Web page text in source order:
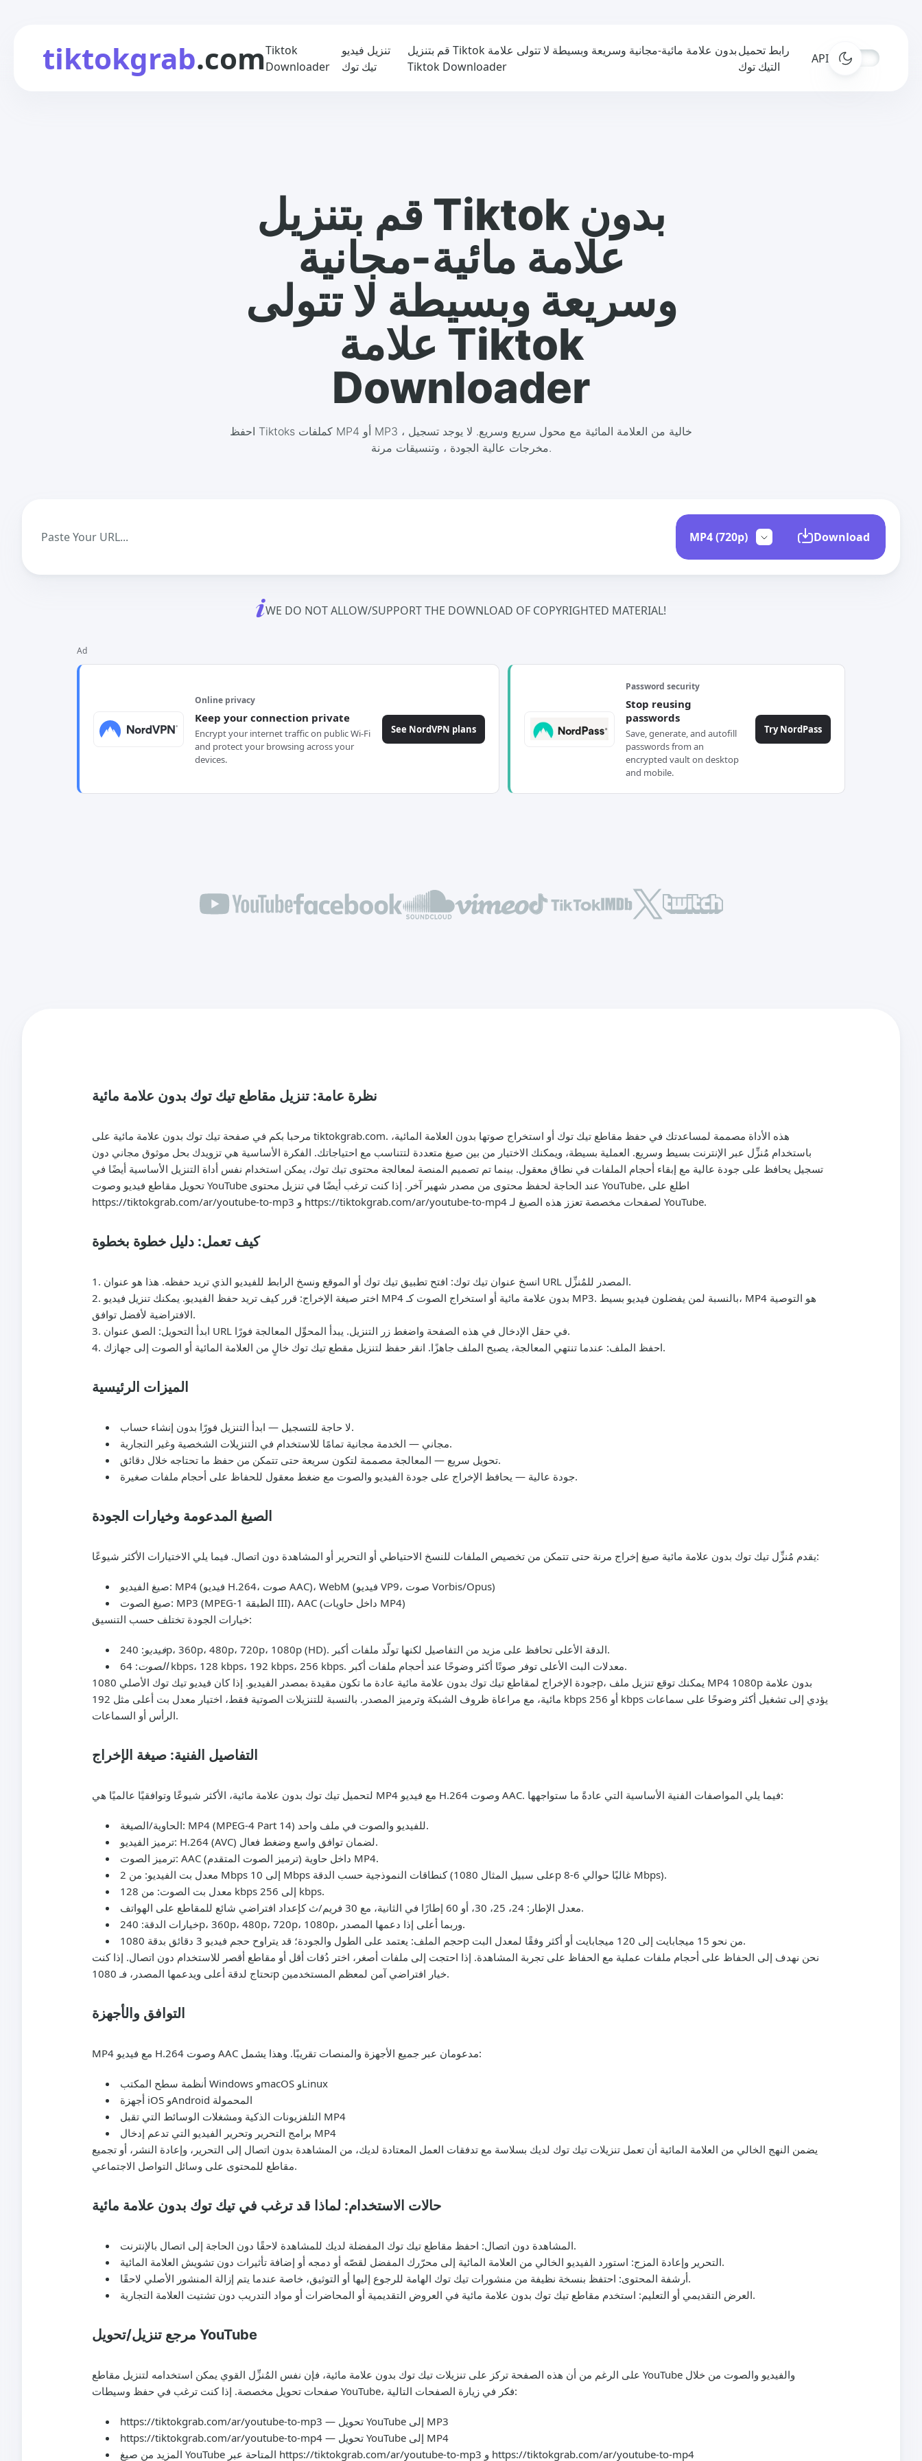
tiktokgrab.comTiktok
Downloader
تنزيل فيديو
تيك توك
قم بتنزيل Tiktok بدون علامة مائية-مجانية وسريعة وبسيطة لا تتولى علامة
Tiktok Downloader
رابط تحميل
التيك توك
APIs
قم بتنزيل Tiktok بدون
علامة مائية-مجانية
وسريعة وبسيطة لا تتولى
علامة Tiktok
Downloader
احفظ Tiktoks كملفات MP4 أو MP3 خالية من العلامة المائية مع محول سريع وسريع. لا يوجد تسجيل ،
مخرجات عالية الجودة ، وتنسيقات مرنة.
Download
WE DO NOT ALLOW/SUPPORT THE DOWNLOAD OF COPYRIGHTED MATERIAL!
Ad
Online privacy
Keep your connection private
Encrypt your internet traffic on public Wi-Fi
and protect your browsing across your
devices.
See NordVPN plans
Password security
Stop reusing
passwords
Save, generate, and autofill
passwords from an
encrypted vault on desktop
and mobile.
Try NordPass
نظرة عامة: تنزيل مقاطع تيك توك بدون علامة مائية
مرحبا بكم في صفحة تيك توك بدون علامة مائية على tiktokgrab.com. هذه الأداة مصممة لمساعدتك في حفظ مقاطع تيك توك أو استخراج صوتها بدون العلامة المائية،
باستخدام مُنزِّل عبر الإنترنت بسيط وسريع. العملية بسيطة، ويمكنك الاختيار من بين صيغ متعددة لتتناسب مع احتياجاتك. الفكرة الأساسية هي تزويدك بحل موثوق مجاني دون
تسجيل يحافظ على جودة عالية مع إبقاء أحجام الملفات في نطاق معقول. بينما تم تصميم المنصة لمعالجة محتوى تيك توك، يمكن استخدام نفس أداة التنزيل الأساسية أيضًا في
تحويل مقاطع فيديو وصوت YouTube عند الحاجة لحفظ محتوى من مصدر شهير آخر. إذا كنت ترغب أيضًا في تنزيل محتوى YouTube، اطلع على
https://tiktokgrab.com/ar/youtube-to-mp3 و https://tiktokgrab.com/ar/youtube-to-mp4 لصفحات مخصصة تعزز هذه الصيغ لـ YouTube.
كيف تعمل: دليل خطوة بخطوة
انسخ عنوان تيك توك
: افتح تطبيق تيك توك أو الموقع ونسخ الرابط للفيديو الذي تريد حفظه. هذا هو عنوان URL المصدر للمُنزِّل.
اختر صيغة الإخراج: قرر كيف تريد حفظ الفيديو. يمكنك تنزيل فيديو MP4 بدون علامة مائية أو استخراج الصوت كـ MP3. بالنسبة لمن يفضلون فيديو بسيط، MP4 هو التوصية
الافتراضية لأفضل توافق.
ابدأ التحويل
: الصق عنوان URL في حقل الإدخال في هذه الصفحة واضغط زر التنزيل. يبدأ المحوِّل المعالجة فورًا.
احفظ الملف: عندما تنتهي المعالجة، يصبح الملف جاهزًا. انقر حفظ لتنزيل مقطع تيك توك خالٍ من العلامة المائية أو الصوت إلى جهازك.
الميزات الرئيسية
لا حاجة للتسجيل— ابدأ التنزيل فورًا بدون إنشاء حساب.
مجاني— الخدمة مجانية تمامًا للاستخدام في التنزيلات الشخصية وغير التجارية.
تحويل سريع— المعالجة مصممة لتكون سريعة حتى تتمكن من حفظ ما تحتاجه خلال دقائق.
جودة عالية— يحافظ الإخراج على جودة الفيديو والصوت مع ضغط معقول للحفاظ على أحجام ملفات صغيرة.
الصيغ المدعومة وخيارات الجودة
يقدم مُنزِّل تيك توك بدون علامة مائية صيغ إخراج مرنة حتى تتمكن من تخصيص الملفات للنسخ الاحتياطي أو التحرير أو المشاهدة دون اتصال. فيما يلي الاختيارات الأكثر شيوعًا:
صيغ الفيديو
: MP4 (فيديو H.264، صوت AAC)، WebM (فيديو VP9، صوت Vorbis/Opus)
صيغ الصوت
: MP3 (MPEG-1 الطبقة III)، AAC (داخل حاويات MP4)
خيارات الجودةتختلف حسب التنسيق:
فيديو
: 240p، 360p، 480p، 720p، 1080p (HD). الدقة الأعلى تحافظ على مزيد من التفاصيل لكنها تولّد ملفات أكبر.
الصوت
: 64 kbps، 128 kbps، 192 kbps، 256 kbps. معدلات البت الأعلى توفر صوتًا أكثر وضوحًا عند أحجام ملفات أكبر.
جودة الإخراج لمقاطع تيك توك بدون علامة مائية عادة ما تكون مقيدة بمصدر الفيديو. إذا كان فيديو تيك توك الأصلي 1080p، يمكنك توقع تنزيل ملف MP4 1080p بدون علامة
مائية، مع مراعاة ظروف الشبكة وترميز المصدر. بالنسبة للتنزيلات الصوتية فقط، اختيار معدل بت أعلى مثل 192 kbps أو 256 kbps يؤدي إلى تشغيل أكثر وضوحًا على سماعات
الرأس أو السماعات.
التفاصيل الفنية: صيغة الإخراج
لتحميل تيك توك بدون علامة مائية، الأكثر شيوعًا وتوافقيًا عالميًا هي MP4 مع فيديو H.264 وصوت AAC. فيما يلي المواصفات الفنية الأساسية التي عادةً ما ستواجهها:
الحاوية/الصيغة:
MP4 (MPEG-4 Part 14) للفيديو والصوت في ملف واحد.
ترميز الفيديو:
H.264 (AVC) لضمان توافق واسع وضغط فعال.
ترميز الصوت:
AAC (ترميز الصوت المتقدم) داخل حاوية MP4.
معدل بت الفيديو:
من 2 Mbps إلى 10 Mbps كنطاقات النموذجية حسب الدقة (على سبيل المثال 1080p غالبًا حوالي 6-8 Mbps).
معدل بت الصوت:
من 128 kbps إلى 256 kbps.
معدل الإطار:24، 25، 30، أو 60 إطارًا في الثانية، مع 30 فريم/ث كإعداد افتراضي شائع للمقاطع على الهواتف.
خيارات الدقة:
240p، 360p، 480p، 720p، 1080p، وربما أعلى إذا دعمها المصدر.
حجم الملف:
يعتمد على الطول والجودة؛ قد يتراوح حجم فيديو 3 دقائق بدقة 1080p من نحو 15 ميجابايت إلى 120 ميجابايت أو أكثر وفقًا لمعدل البت.
نحن نهدف إلى الحفاظ على أحجام ملفات عملية مع الحفاظ على تجربة المشاهدة. إذا احتجت إلى ملفات أصغر، اختر دُقات أقل أو مقاطع أقصر للاستخدام دون اتصال. إذا كنت
تحتاج لدقة أعلى ويدعمها المصدر، فـ 1080p خيار افتراضي آمن لمعظم المستخدمين.
التوافق والأجهزة
MP4 مع فيديو H.264 وصوت AAC مدعومان عبر جميع الأجهزة والمنصات تقريبًا. وهذا يشمل:
أنظمة سطح المكتب Windows وmacOS وLinux
أجهزة iOS وAndroid المحمولة
التلفزيونات الذكية ومشغلات الوسائط التي تقبل MP4
برامج التحرير وتحرير الفيديو التي تدعم إدخال MP4
يضمن النهج الخالي من العلامة المائية أن تعمل تنزيلات تيك توك لديك بسلاسة مع تدفقات العمل المعتادة لديك، من المشاهدة بدون اتصال إلى التحرير، وإعادة النشر، أو تجميع
مقاطع للمحتوى على وسائل التواصل الاجتماعي.
حالات الاستخدام: لماذا قد ترغب في تيك توك بدون علامة مائية
المشاهدة دون اتصال: احفظ مقاطع تيك توك المفضلة لديك للمشاهدة لاحقًا دون الحاجة إلى اتصال بالإنترنت.
التحرير وإعادة المزج: استورد الفيديو الخالي من العلامة المائية إلى محرّرك المفضل لقصّه أو دمجه أو إضافة تأثيرات دون تشويش العلامة المائية.
أرشفة المحتوى: احتفظ بنسخة نظيفة من منشورات تيك توك الهامة للرجوع إليها أو التوثيق، خاصة عندما يتم إزالة المنشور الأصلي لاحقًا.
العرض التقديمي أو التعليم: استخدم مقاطع تيك توك بدون علامة مائية في العروض التقديمية أو المحاضرات أو مواد التدريب دون تشتيت العلامة التجارية.
مرجع تنزيل/تحويل YouTube
على الرغم من أن هذه الصفحة تركز على تنزيلات تيك توك بدون علامة مائية، فإن نفس المُنزِّل القوي يمكن استخدامه لتنزيل مقاطع YouTube والفيديو والصوت من خلال
صفحات تحويل مخصصة. إذا كنت ترغب في حفظ وسيطات YouTube، فكر في زيارة الصفحات التالية:
https://tiktokgrab.com/ar/youtube-to-mp3 — تحويل YouTube إلى MP3
https://tiktokgrab.com/ar/youtube-to-mp4 — تحويل YouTube إلى MP4
المزيد من صيغ YouTube المتاحة عبر https://tiktokgrab.com/ar/youtube-to-mp3 و https://tiktokgrab.com/ar/youtube-to-mp4